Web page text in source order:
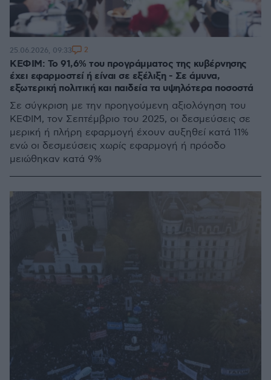
ΚΕΦΙΜ: Το 91,6% του προγράμματος της κυβέρνησης
έχει εφαρμοστεί ή είναι σε εξέλιξη - Σε άμυνα,
εξωτερική πολιτική και παιδεία τα υψηλότερα ποσοστά
Σε σύγκριση με την προηγούμενη αξιολόγηση του
ΚΕΦΙΜ, τον Σεπτέμβριο του 2025, οι δεσμεύσεις σε
μερική ή πλήρη εφαρμογή έχουν αυξηθεί κατά 11%
ενώ οι δεσμεύσεις χωρίς εφαρμογή ή πρόοδο
μειώθηκαν κατά 9%
25.06.2026, 09:33 2